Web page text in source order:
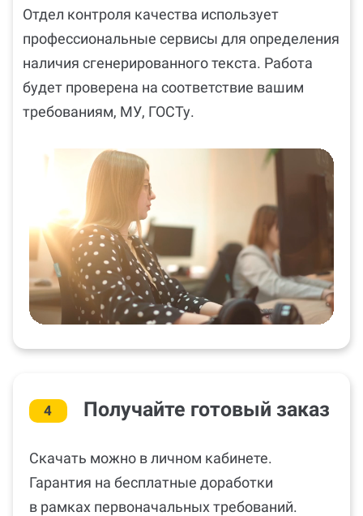
Отдел контроля качества использует
профессиональные сервисы для определения
наличия сгенерированного текста. Работа
будет проверена на соответствие вашим
требованиям, МУ, ГОСТу.
4 Получайте готовый заказ
Скачать можно в личном кабинете.
Гарантия на бесплатные доработки
в рамках первоначальных требований.